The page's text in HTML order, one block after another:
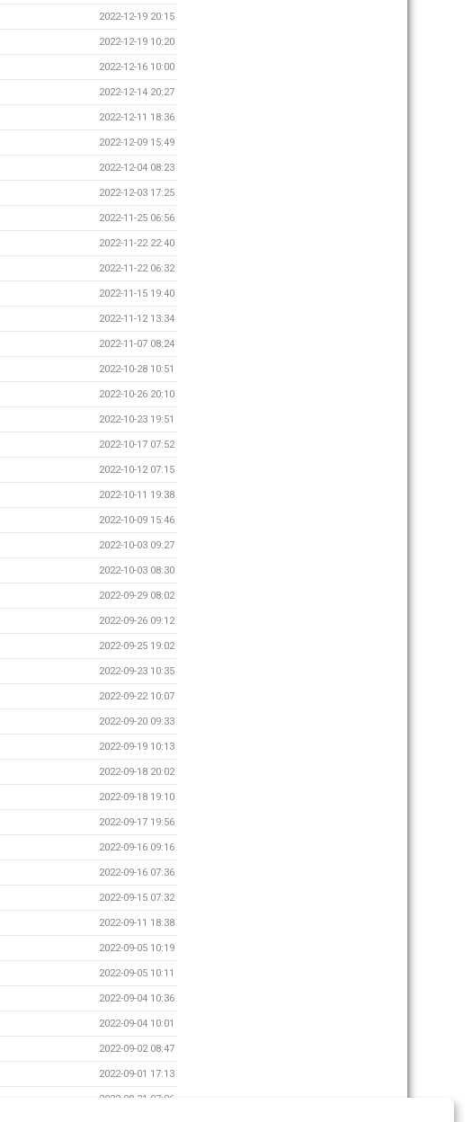
2022-12-19 20:15
2022-12-19 10:20
2022-12-16 10:00
2022-12-14 20:27
2022-12-11 18:36
2022-12-09 15:49
2022-12-04 08:23
2022-12-03 17:25
2022-11-25 06:56
2022-11-22 22:40
2022-11-22 06:32
2022-11-15 19:40
2022-11-12 13:34
2022-11-07 08:24
2022-10-28 10:51
2022-10-26 20:10
2022-10-23 19:51
2022-10-17 07:52
2022-10-12 07:15
2022-10-11 19:38
2022-10-09 15:46
2022-10-03 09:27
2022-10-03 08:30
2022-09-29 08:02
2022-09-26 09:12
2022-09-25 19:02
2022-09-23 10:35
2022-09-22 10:07
2022-09-20 09:33
2022-09-19 10:13
2022-09-18 20:02
2022-09-18 19:10
2022-09-17 19:56
2022-09-16 09:16
2022-09-16 07:36
2022-09-15 07:32
2022-09-11 18:38
2022-09-05 10:19
2022-09-05 10:11
2022-09-04 10:36
2022-09-04 10:01
2022-09-02 08:47
2022-09-01 17:13
2022-08-31 07:06